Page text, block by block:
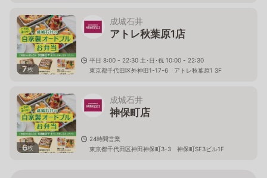
7枚
成城石井
アトレ秋葉原1店
平日 8:00 - 22:30 土･日･祝 10:00 - 22:30
東京都千代田区外神田1-17-6 アトレ秋葉原1 3F
6枚
成城石井
神保町店
24時間営業
東京都千代田区神田神保町3-3 神保町SF3ビル1F